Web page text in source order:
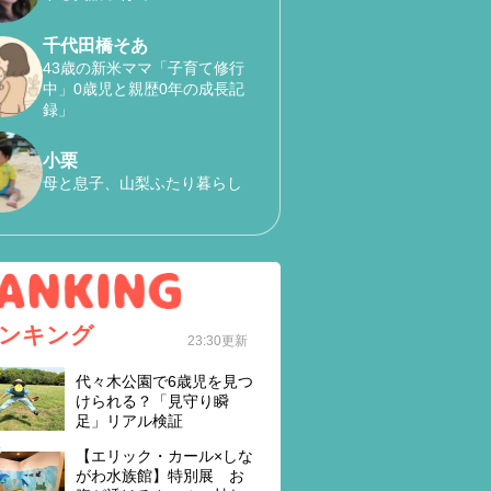
千代田橋そあ
43歳の新米ママ「子育て修行
中」0歳児と親歴0年の成長記
録」
小栗
母と息子、山梨ふたり暮らし
キング 23:30更新
代々木公園で6歳児を見つ
けられる？「見守り瞬
足」リアル検証
【エリック・カール×しな
がわ水族館】特別展 お